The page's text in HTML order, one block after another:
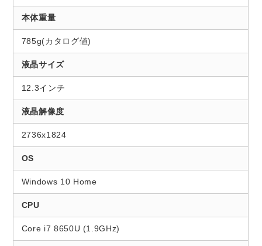
本体重量
785g(カタログ値)
液晶サイズ
12.3インチ
液晶解像度
2736x1824
OS
Windows 10 Home
CPU
Core i7 8650U (1.9GHz)